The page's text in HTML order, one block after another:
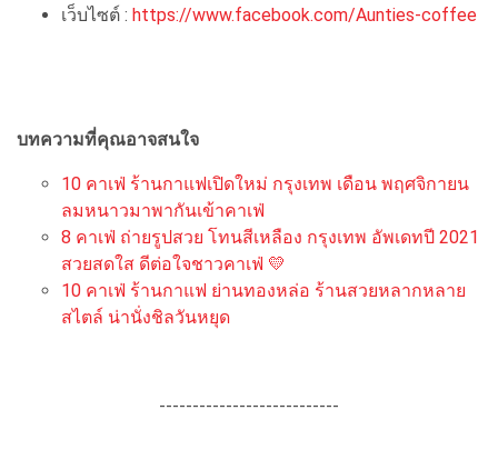
เว็บไซต์ : https://www.facebook.com/Aunties-coffee
บทความที่คุณอาจสนใจ
10 คาเฟ่ ร้านกาแฟเปิดใหม่ กรุงเทพ เดือน พฤศจิกายน
ลมหนาวมาพากันเข้าคาเฟ่
8 คาเฟ่ ถ่ายรูปสวย โทนสีเหลือง กรุงเทพ อัพเดทปี 2021
สวยสดใส ดีต่อใจชาวคาเฟ่ 💛
10 คาเฟ่ ร้านกาแฟ ย่านทองหล่อ ร้านสวยหลากหลาย
สไตล์ น่านั่งชิลวันหยุด
---------------------------